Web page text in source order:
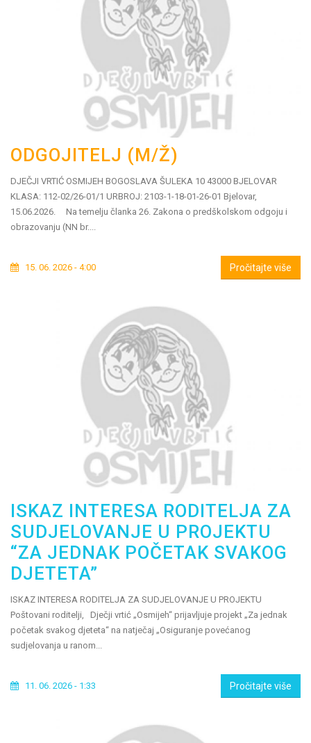
ODGOJITELJ (M/Ž)
DJEČJI VRTIĆ OSMIJEH BOGOSLAVA ŠULEKA 10 43000 BJELOVAR
KLASA: 112-02/26-01/1 URBROJ: 2103-1-18-01-26-01 Bjelovar,
15.06.2026. Na temelju članka 26. Zakona o predškolskom odgoju i
obrazovanju (NN br....
15. 06. 2026 - 4:00 Pročitajte više
ISKAZ INTERESA RODITELJA ZA
SUDJELOVANJE U PROJEKTU
“ZA JEDNAK POČETAK SVAKOG
DJETETA”
ISKAZ INTERESA RODITELJA ZA SUDJELOVANJE U PROJEKTU
Poštovani roditelji, Dječji vrtić „Osmijeh“ prijavljuje projekt „Za jednak
početak svakog djeteta“ na natječaj „Osiguranje povećanog
sudjelovanja u ranom...
11. 06. 2026 - 1:33 Pročitajte više